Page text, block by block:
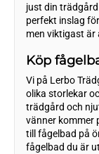
just din
perfekt inslag
men viktigast är
Köp
Vi på Lerbo
olika storlekar
trädgård och
vänner kommer
till fågelbad på
fågelbad du är